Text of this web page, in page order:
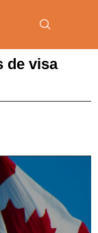
de visa